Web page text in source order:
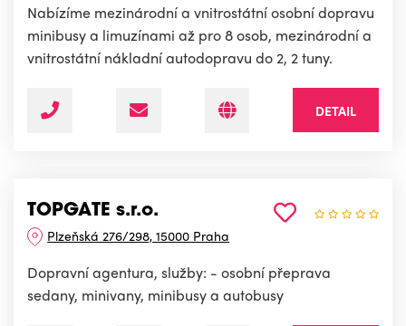
Nabízíme mezinárodní a vnitrostátní osobní dopravu
minibusy a limuzínami až pro 8 osob, mezinárodní a
vnitrostátní nákladní autodopravu do 2, 2 tuny.
DETAIL
TOPGATE s.r.o.
Plzeňská 276/298, 15000 Praha
Dopravní agentura, služby: - osobní přeprava
sedany, minivany, minibusy a autobusy